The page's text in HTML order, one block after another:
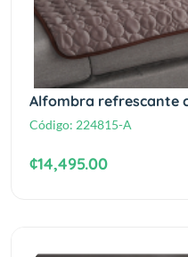
Alfombra refrescante
Código: 224815-A
¢14,495.00